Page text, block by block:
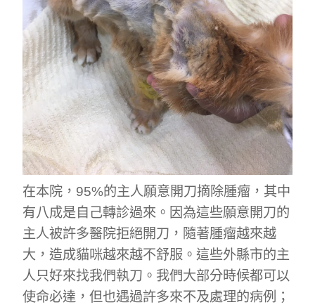
在本院，95%的主人願意開刀摘除腫瘤，其中
有八成是自己轉診過來。因為這些願意開刀的
主人被許多醫院拒絕開刀，隨著腫瘤越來越
大，造成貓咪越來越不舒服。這些外縣市的主
人只好來找我們執刀。我們大部分時候都可以
使命必達，但也遇過許多來不及處理的病例；